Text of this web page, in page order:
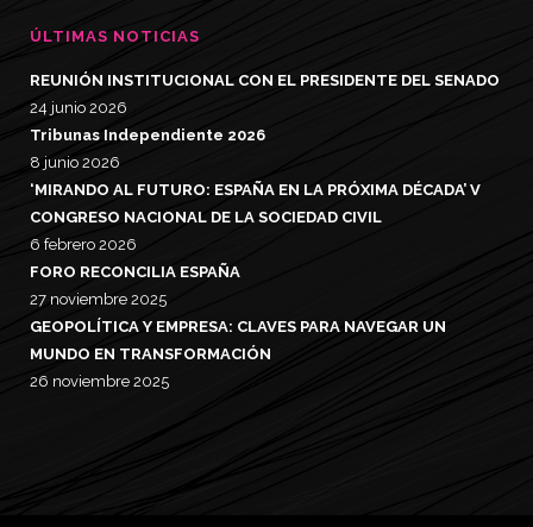
ÚLTIMAS NOTICIAS
REUNIÓN INSTITUCIONAL CON EL PRESIDENTE DEL SENADO
24 junio 2026
Tribunas Independiente 2026
8 junio 2026
‘MIRANDO AL FUTURO: ESPAÑA EN LA PRÓXIMA DÉCADA’ V
CONGRESO NACIONAL DE LA SOCIEDAD CIVIL
6 febrero 2026
FORO RECONCILIA ESPAÑA
27 noviembre 2025
GEOPOLÍTICA Y EMPRESA: CLAVES PARA NAVEGAR UN
MUNDO EN TRANSFORMACIÓN
26 noviembre 2025